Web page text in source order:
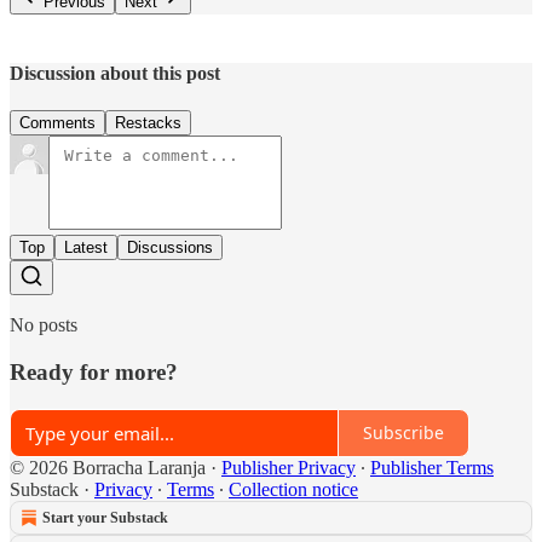
Discussion about this post
Comments Restacks
Top Latest Discussions
No posts
Ready for more?
Subscribe
© 2026 Borracha Laranja · Publisher Privacy ∙ Publisher Terms
Substack · Privacy ∙ Terms ∙ Collection notice
Start your Substack